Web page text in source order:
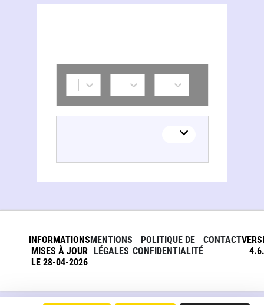
INFORMATIONS
MISES À JOUR
LE 28-04-2026
MENTIONS
LÉGALES
POLITIQUE DE
CONFIDENTIALITÉ
CONTACT